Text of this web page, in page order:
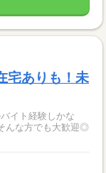
宅ありも！未
んな方でも大歓迎◎